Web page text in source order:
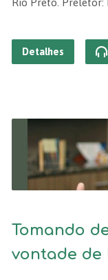
Rio Preto. Preletor:
Detalhes
Tomando
vontade de